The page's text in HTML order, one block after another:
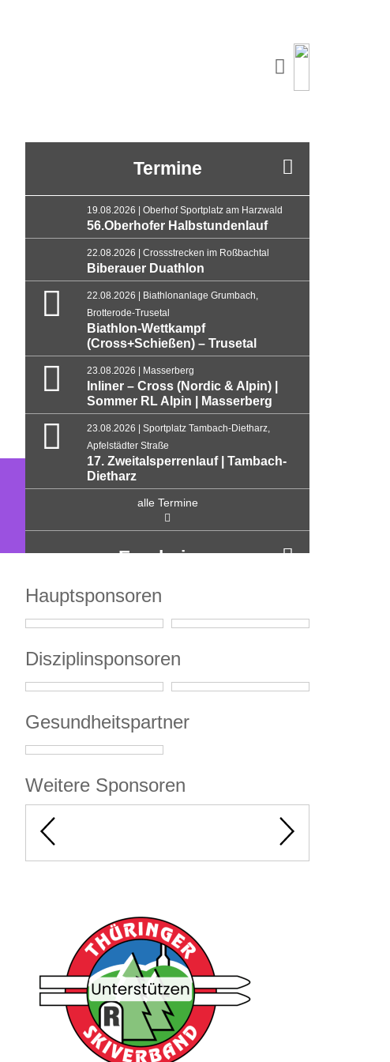
Termine
19.08.2026 | Oberhof Sportplatz am Harzwald
56.Oberhofer Halbstundenlauf
22.08.2026 | Crossstrecken im Roßbachtal
Biberauer Duathlon
22.08.2026 | Biathlonanlage Grumbach,
Brotterode-Trusetal
Biathlon-Wettkampf
(Cross+Schießen) – Trusetal
23.08.2026 | Masserberg
Inliner – Cross (Nordic & Alpin) |
Sommer RL Alpin | Masserberg
23.08.2026 | Sportplatz Tambach-Dietharz,
Apfelstädter Straße
17. Zweitalsperrenlauf | Tambach-
Dietharz
alle Termine
Ergebnisse
Hauptsponsoren
Disziplinsponsoren
Gesundheitspartner
Weitere Sponsoren